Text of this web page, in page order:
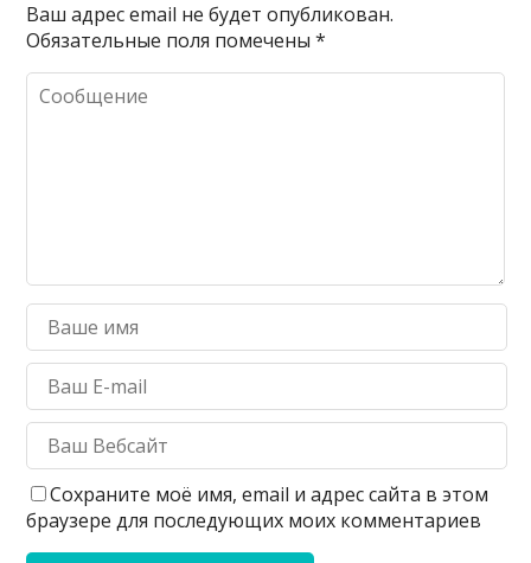
Ваш адрес email не будет опубликован.
Обязательные поля помечены*
Сохраните моё имя, email и адрес сайта в этом
браузере для последующих моих комментариев